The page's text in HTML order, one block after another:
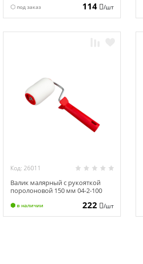
под заказ 114 /шт
Код: 26011
Валик малярный с рукояткой
поролоновой 150 мм 04-2-100
в наличии 222 /шт